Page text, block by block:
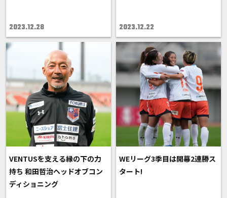
2023.12.28 2023.12.22
VENTUSを支える縁の下の力
持ち 和田哲治ヘッドオブコン
ディショニング
WEリーグ3季目は開幕2連勝ス
タート!